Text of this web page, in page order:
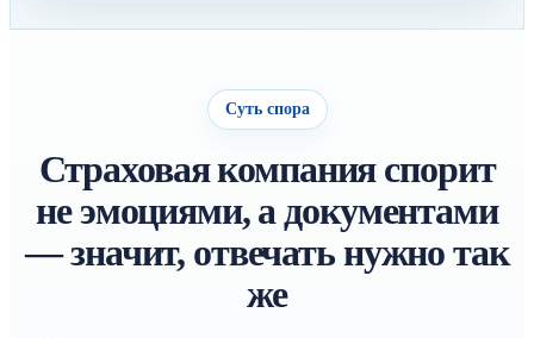
Суть спора
Страховая компания спорит
не эмоциями, а документами
— значит, отвечать нужно так
же